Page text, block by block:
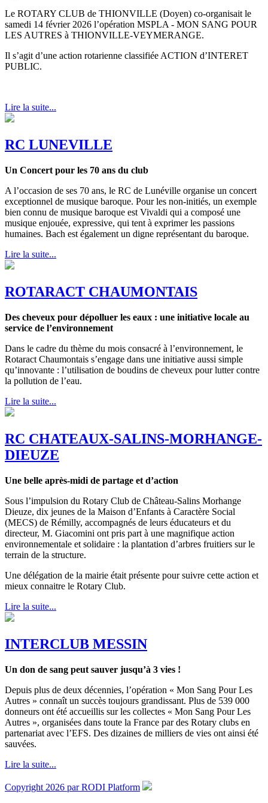
Le ROTARY CLUB de THIONVILLE (Doyen) co-organisait le
samedi 14 février 2026 l’opération MSPLA - MON SANG POUR
LES AUTRES à THIONVILLE-VEYMERANGE.
Il s’agit d’une action rotarienne classifiée ACTION d’INTERET
PUBLIC.
Lire la suite...
RC LUNEVILLE
Un Concert pour les 70 ans du club
A l’occasion de ses 70 ans, le RC de Lunéville organise un concert
exceptionnel de musique baroque. Pour les non-initiés, un exemple
bien connu de musique baroque est Vivaldi qui a composé une
musique enjouée, expressive, qui tent à exprimer les passions
humaines. Bach est également un digne représentant du baroque.
Lire la suite...
ROTARACT CHAUMONTAIS
Des cheveux pour dépolluer les eaux : une initiative locale au
service de l’environnement
Dans le cadre du thème du mois consacré à l’environnement, le
Rotaract Chaumontais s’engage dans une initiative aussi simple
qu’innovante : l’utilisation de boudins de cheveux pour lutter contre
la pollution de l’eau.
Lire la suite...
RC CHATEAUX-SALINS-MORHANGE-
DIEUZE
Une belle après-midi de partage et d’action
Sous l’impulsion du Rotary Club de Château-Salins Morhange
Dieuze, dix jeunes de la Maison d’Enfants à Caractère Social
(MECS) de Rémilly, accompagnés de leurs éducateurs et du
directeur, M. Giacomini ont pris part à une magnifique action
environnementale et solidaire : la plantation d’arbres fruitiers sur le
terrain de la structure.
Une délégation de la mairie était présente pour suivre cette action et
mieux connaitre le Rotary Club.
Lire la suite...
INTERCLUB MESSIN
Un don de sang peut sauver jusqu’à 3 vies !
Depuis plus de deux décennies, l’opération « Mon Sang Pour Les
Autres » connaît un succès toujours grandissant. Plus de 539 000
donneurs ont été accueillis sur les collectes « Mon Sang Pour Les
Autres », organisées dans toute la France par des Rotary clubs en
partenariat avec l’EFS. Des dizaines de milliers de vies ont ainsi été
sauvées.
Lire la suite...
Copyright 2026 par RODI Platform